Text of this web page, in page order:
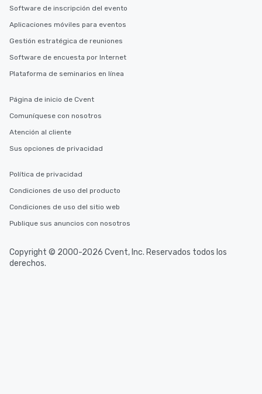
Software de inscripción del evento
Aplicaciones móviles para eventos
Gestión estratégica de reuniones
Software de encuesta por Internet
Plataforma de seminarios en línea
Página de inicio de Cvent
Comuníquese con nosotros
Atención al cliente
Sus opciones de privacidad
Política de privacidad
Condiciones de uso del producto
Condiciones de uso del sitio web
Publique sus anuncios con nosotros
Copyright © 2000-2026 Cvent, Inc. Reservados todos los
derechos.